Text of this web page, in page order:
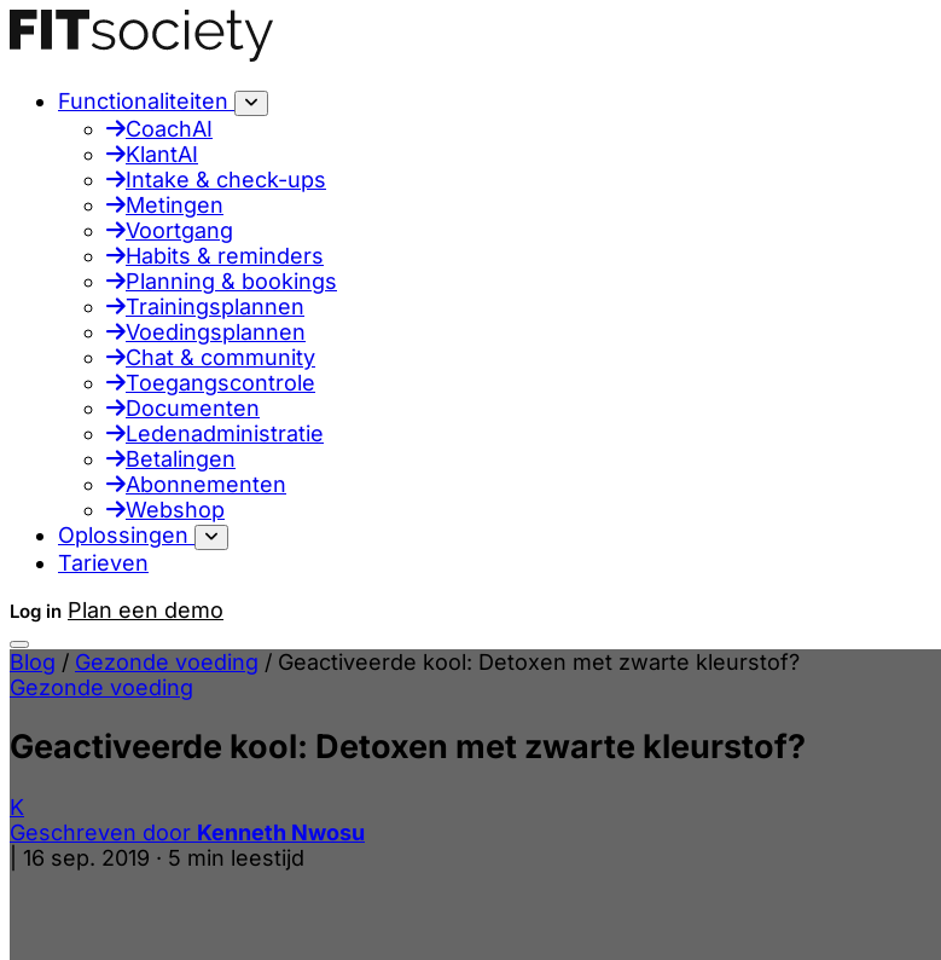
Functionaliteiten
CoachAI
KlantAI
Intake & check-ups
Metingen
Voortgang
Habits & reminders
Planning & bookings
Trainingsplannen
Voedingsplannen
Chat & community
Toegangscontrole
Documenten
Ledenadministratie
Betalingen
Abonnementen
Webshop
Oplossingen
Tarieven
Log in Plan een demo
Blog / Gezonde voeding / Geactiveerde kool: Detoxen met zwarte kleurstof?
Gezonde voeding
Geactiveerde kool: Detoxen met zwarte kleurstof?
K
Geschreven door Kenneth Nwosu
16 sep. 2019 · 5 min leestijd